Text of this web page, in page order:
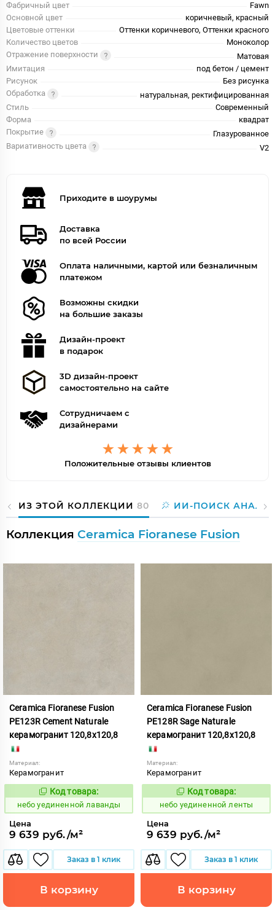
Фабричный цвет
Fawn
Основной цвет
коричневый, красный
Цветовые оттенки
Оттенки коричневого, Оттенки красного
Количество цветов
Моноколор
Отражение поверхности
Матовая
Имитация
под бетон / цемент
Рисунок
Без рисунка
Обработка
натуральная, ректифицированная
Стиль
Современный
Форма
квадрат
Покрытие
Глазурованное
Вариативность цвета
V2
Приходите в шоурумы
Доставка
по всей России
Оплата наличными, картой или безналичным
платежом
Возможны скидки
на большие заказы
Дизайн-проект
в подарок
3D дизайн-проект
самостоятельно на сайте
Сотрудничаем с
дизайнерами
Положительные отзывы клиентов
ИЗ ЭТОЙ КОЛЛЕКЦИИ 80 ИИ-ПОИСК
Коллекция Ceramica Fioranese Fusion
Ceramica Fioranese Fusion
PE123R Cement Naturale
керамогранит 120,8x120,8
Материал:
Керамогранит
1122916
Код товара:
небо уединенной лаванды
Цена
9 639 руб./м²
Заказ в 1 клик
В корзину
Ceramica Fioranese Fusion
PE128R Sage Naturale
керамогранит 120,8x120,8
Материал:
Керамогранит
1122918
Код товара:
небо уединенной ленты
Цена
9 639 руб./м²
Заказ в 1 клик
В корзину